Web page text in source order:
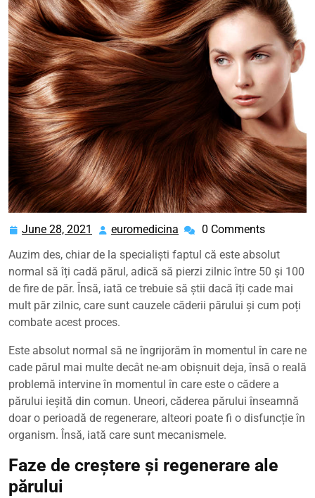
June 28, 2021
June
28,
2021
euromedicina euromedicina
0 Comments
Auzim des, chiar de la specialiști faptul că este absolut
normal să îți cadă părul, adică să pierzi zilnic între 50 și 100
de fire de păr. Însă, iată ce trebuie să știi dacă îți cade mai
mult păr zilnic, care sunt cauzele căderii părului și cum poți
combate acest proces.
Este absolut normal să ne îngrijorăm în momentul în care ne
cade părul mai multe decât ne-am obișnuit deja, însă o reală
problemă intervine în momentul în care este o cădere a
părului ieșită din comun. Uneori, căderea părului înseamnă
doar o perioadă de regenerare, alteori poate fi o disfuncție în
organism. Însă, iată care sunt mecanismele.
Faze de creștere și regenerare ale
părului